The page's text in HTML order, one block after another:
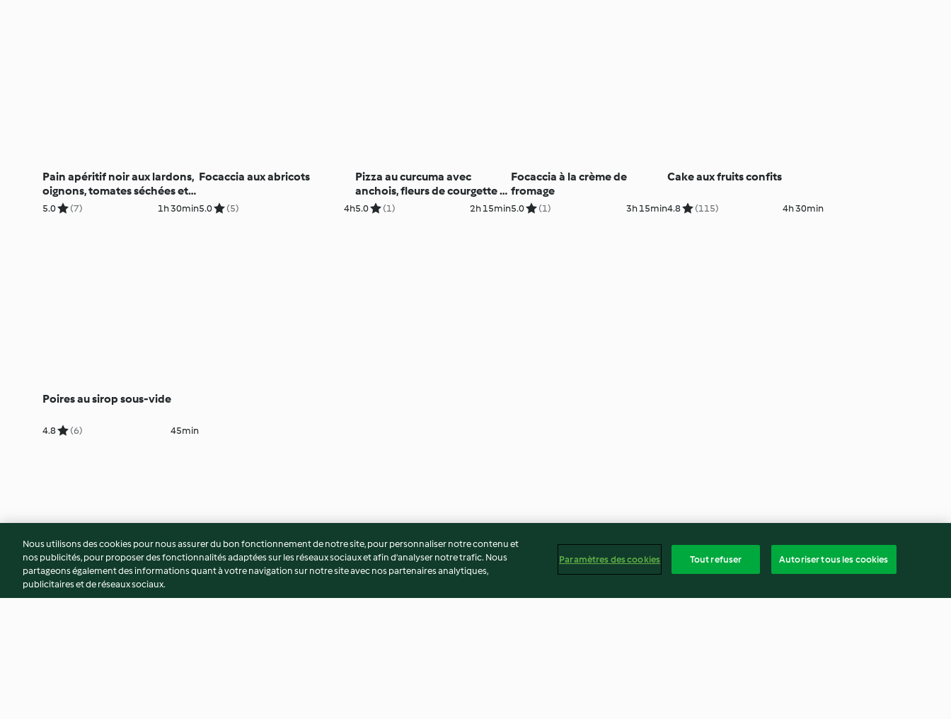
Pain apéritif noir aux lardons,
oignons, tomates séchées et
béchamel
5.0 (7) 1h 30min
Focaccia aux abricots
5.0 (5) 4h
Pizza au curcuma avec
anchois, fleurs de courgette et
oignons
5.0 (1) 2h 15min
Focaccia à la crème de
fromage
5.0 (1) 3h 15min
Cake aux fruits confits
4.8 (115) 4h 30min
Poires au sirop sous-vide
4.8 (6) 45min
Nous utilisons des cookies pour nous assurer du bon fonctionnement de notre site, pour personnaliser notre contenu et
nos publicités, pour proposer des fonctionnalités adaptées sur les réseaux sociaux et afin d’analyser notre trafic. Nous
partageons également des informations quant à votre navigation sur notre site avec nos partenaires analytiques,
publicitaires et de réseaux sociaux.
Paramètres des cookies Tout refuser Autoriser tous les cookies